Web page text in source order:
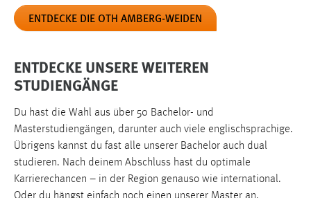
ENTDECKE DIE OTH AMBERG-WEIDEN
ENTDECKE UNSERE WEITEREN
STUDIENGÄNGE
Du hast die Wahl aus über 50 Bachelor- und
Masterstudiengängen, darunter auch viele englischsprachige.
Übrigens kannst du fast alle unserer Bachelor auch dual
studieren. Nach deinem Abschluss hast du optimale
Karrierechancen – in der Region genauso wie international.
Conversion-Tracking
Cookie Laufzeit:
EXTERNE MEDIEN
Um Inhalte von Videoplattformen und Social Media
Plattformen anzeigen zu können, werden von diesen
externen Medien Cookies gesetzt.
YouTube